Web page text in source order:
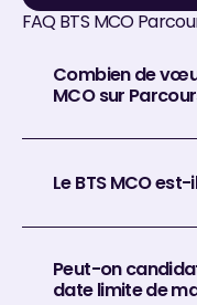
FAQ BTS MCO
Combien de
MCO sur
Le BTS MCO
Peut-on
date limite de